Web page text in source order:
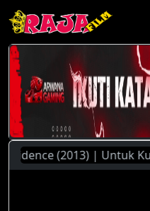
(2013) | Untuk